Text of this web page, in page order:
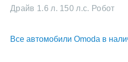
Драйв 1.6 л. 150 л.с. Робот
Все автомобили Omoda в